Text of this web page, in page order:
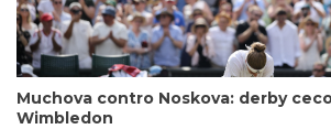
Muchova contro Noskova: derby
Wimbledon